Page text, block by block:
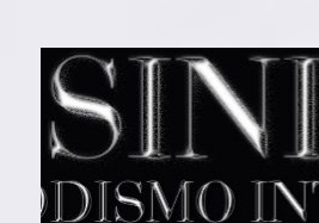
EL SINDICAL
Periodismo Inteligente